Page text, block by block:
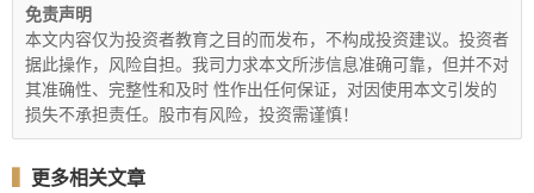
免责声明
本文内容仅为投资者教育之目的而发布，不构成投资建议。投资者
据此操作，风险自担。我司力求本文所涉信息准确可靠，但并不对
其准确性、完整性和及时 性作出任何保证，对因使用本文引发的
损失不承担责任。股市有风险，投资需谨慎！
▍ 更多相关文章